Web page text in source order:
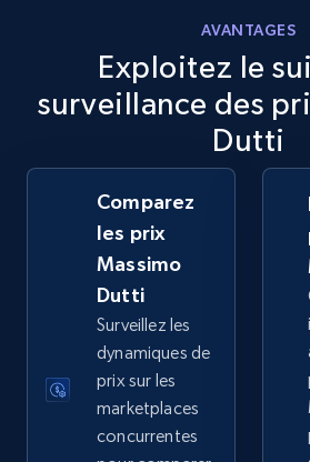
877+
URL, Title, Available, Description,
price, Final price, Discount
5.4K+
TikTok Shop - category
URL, Title, Available, Description,
price, Final price, Discount
AVANTAGES
Exploitez le
surveillance des
Dutti
Comparez
les prix
Massimo
Dutti
Surveillez les
dynamiques de
prix sur les
marketplaces
concurrentes